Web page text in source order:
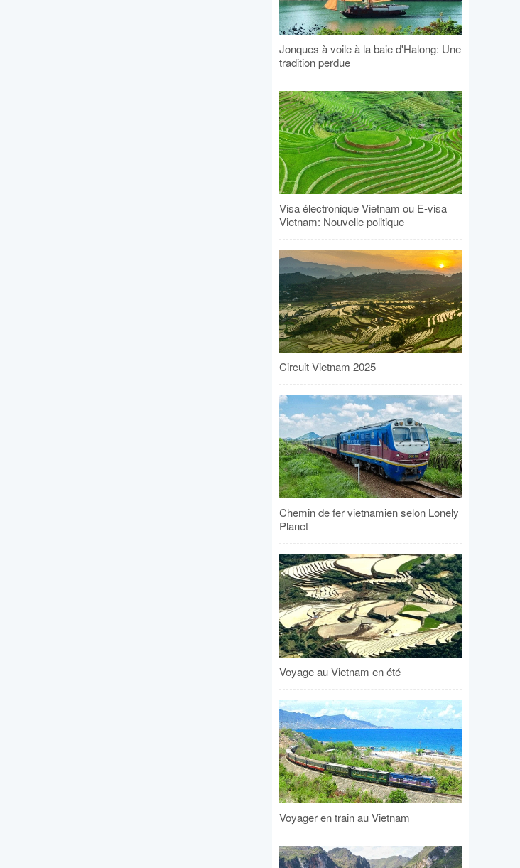
Jonques à voile à la baie d'Halong: Une
tradition perdue
Visa électronique Vietnam ou E-visa
Vietnam: Nouvelle politique
Circuit Vietnam 2025
Chemin de fer vietnamien selon Lonely
Planet
Voyage au Vietnam en été
Voyager en train au Vietnam